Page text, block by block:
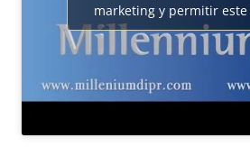
marketing y permitir